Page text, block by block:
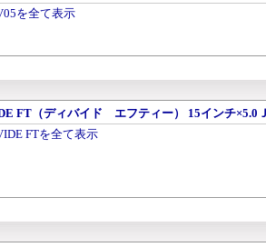
を全て表示
FT（ディバイド エフティー） 15インチ×5.0
FTを全て表示